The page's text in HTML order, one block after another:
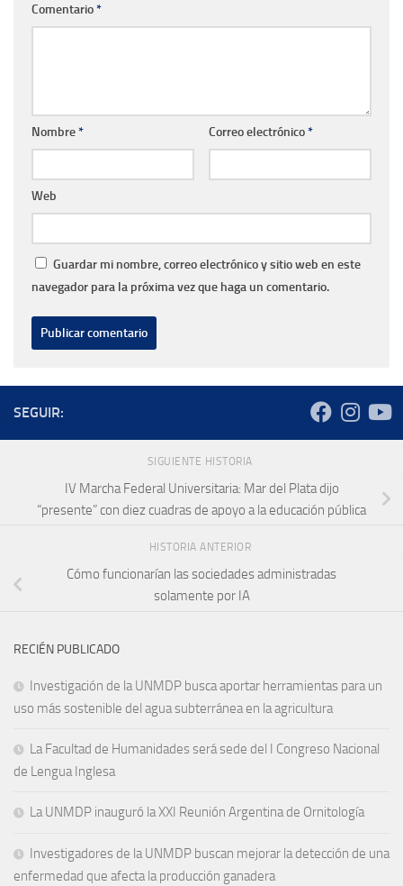
Comentario*
Nombre* Correo electrónico*
Web
Guardar mi nombre, correo electrónico y sitio web en este
navegador para la próxima vez que haga un comentario.
SEGUIR:
SIGUIENTE HISTORIA
IV Marcha Federal Universitaria: Mar del Plata dijo
“presente” con diez cuadras de apoyo a la educación pública
HISTORIA ANTERIOR
Cómo funcionarían las sociedades administradas
solamente por IA
RECIÉN PUBLICADO
Investigación de la UNMDP busca aportar herramientas para un
uso más sostenible del agua subterránea en la agricultura
La Facultad de Humanidades será sede del I Congreso Nacional
de Lengua Inglesa
La UNMDP inauguró la XXI Reunión Argentina de Ornitología
Investigadores de la UNMDP buscan mejorar la detección de una
enfermedad que afecta la producción ganadera